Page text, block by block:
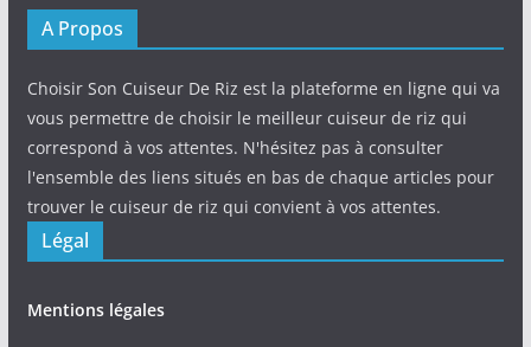
A Propos
Choisir Son Cuiseur De Riz est la plateforme en ligne qui va
vous permettre de choisir le meilleur cuiseur de riz qui
correspond à vos attentes. N'hésitez pas à consulter
l'ensemble des liens situés en bas de chaque articles pour
trouver le cuiseur de riz qui convient à vos attentes.
Légal
Mentions légales